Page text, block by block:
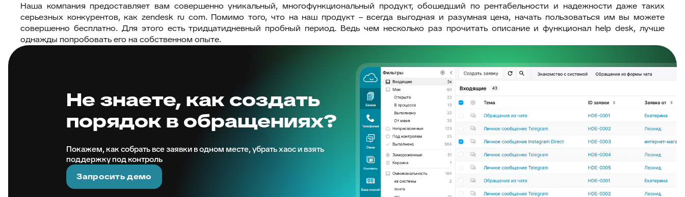
Наша компания предоставляет вам совершенно уникальный, многофункциональный продукт, обошедший по рентабельности и надежности даже таких
серьезных конкурентов, как zendesk ru com. Помимо того, что на наш продукт – всегда выгодная и разумная цена, начать пользоваться им вы можете
совершенно бесплатно. Для этого есть тридцатидневный пробный период. Ведь чем несколько раз прочитать описание и функционал help desk, лучше
однажды попробовать его на собственном опыте.
Не знаете, как создать
порядок в обращениях?
Покажем, как собрать все заявки в одном месте, убрать хаос и взять
поддержку под контроль
Запросить демо